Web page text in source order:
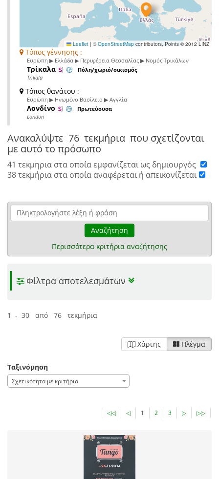
Leaflet | ©OpenStreetMap contributors, Points © 2012 LINZ
Τόπος γέννησης :
Ευρώπη ▶ Ελλάδα ▶ Περιφέρεια Θεσσαλίας ▶ Νομός Τρικάλων
Τρίκαλα Πόλη/χωριό/οικισμός
Trikala
Τόπος θανάτου :
Ευρώπη ▶ Ηνωμένο Βασίλειο ▶ Αγγλία
Λονδίνο Πρωτεύουσα
London
Ανακαλύψτε 76 τεκμήρια που σχετίζονται
με αυτό το πρόσωπο
41 τεκμηρια στα οποία εμφανίζεται ως δημιουργός
38 τεκμήρια στα οποία αναφέρεται ή απεικονίζεται
Αναζήτηση
Περισσότερα κριτήρια αναζήτησης
Φίλτρα αποτελεσμάτων
1 - 30 από 76 τεκμήρια
Χάρτης Πλέγμα
Ταξινόμηση
Σχετικότητα με κριτήρια
◁◁ ◁ 1 2 3 ▷ ▷▷